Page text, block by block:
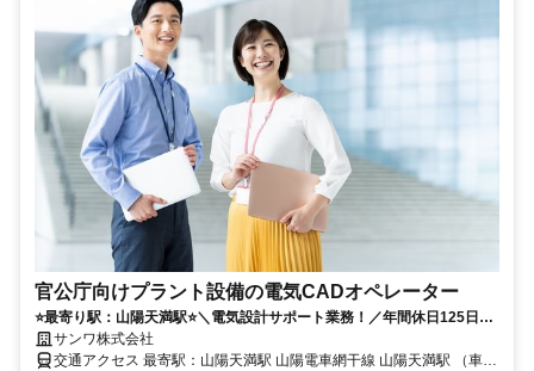
官公庁向けプラント設備の電気CADオペレーター
⭐️最寄り駅：山陽天満駅⭐️＼電気設計サポート業務！／年間休日125日以
上あり＊丁寧なOJT＊
サンワ株式会社
交通アクセス 最寄駅：山陽天満駅 山陽電車網干線 山陽天満駅 （車／